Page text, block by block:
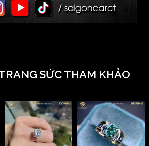
SỨC THAM KHẢO